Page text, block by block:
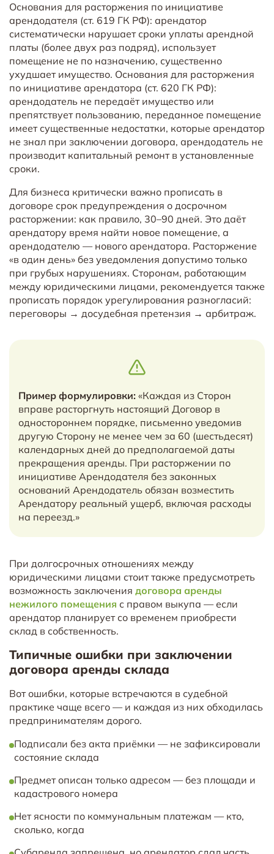
Основания для расторжения по инициативе
арендодателя (ст. 619 ГК РФ): арендатор
систематически нарушает сроки уплаты арендной
платы (более двух раз подряд), использует
помещение не по назначению, существенно
ухудшает имущество. Основания для расторжения
по инициативе арендатора (ст. 620 ГК РФ):
арендодатель не передаёт имущество или
препятствует пользованию, переданное помещение
имеет существенные недостатки, которые арендатор
не знал при заключении договора, арендодатель не
производит капитальный ремонт в установленные
сроки.
Для бизнеса критически важно прописать в
договоре срок предупреждения о досрочном
расторжении: как правило, 30–90 дней. Это даёт
арендатору время найти новое помещение, а
арендодателю — нового арендатора. Расторжение
«в один день» без уведомления допустимо только
при грубых нарушениях. Сторонам, работающим
между юридическими лицами, рекомендуется также
прописать порядок урегулирования разногласий:
переговоры → досудебная претензия → арбитраж.
Пример формулировки: «Каждая из Сторон
вправе расторгнуть настоящий Договор в
одностороннем порядке, письменно уведомив
другую Сторону не менее чем за 60 (шестьдесят)
календарных дней до предполагаемой даты
прекращения аренды. При расторжении по
инициативе Арендодателя без законных
оснований Арендодатель обязан возместить
Арендатору реальный ущерб, включая расходы
на переезд.»
При долгосрочных отношениях между
юридическими лицами стоит также предусмотреть
возможность заключения договора аренды
нежилого помещения с правом выкупа — если
арендатор планирует со временем приобрести
склад в собственность.
Типичные ошибки при заключении
договора аренды склада
Вот ошибки, которые встречаются в судебной
практике чаще всего — и каждая из них обходилась
предпринимателям дорого.
Подписали без акта приёмки — не зафиксировали
состояние склада
Предмет описан только адресом — без площади и
кадастрового номера
Нет ясности по коммунальным платежам — кто,
сколько, когда